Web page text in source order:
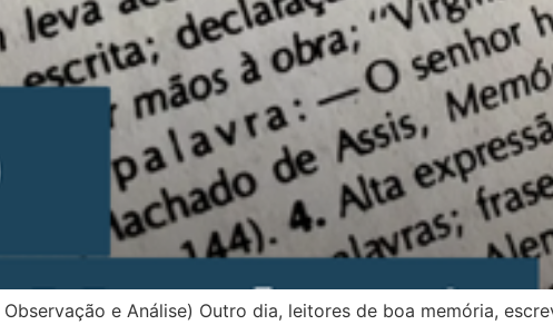
e Análise) Outro dia, leitores de boa memória,